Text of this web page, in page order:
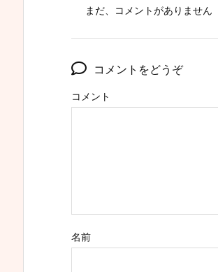
まだ、コメントがありません
コメントをどうぞ
コメント
名前